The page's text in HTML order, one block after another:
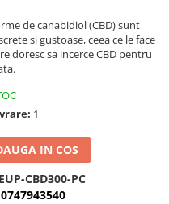
de canabidiol (CBD) sunt
si gustoase, ceea ce le face
doresc sa incerce CBD pentru
1
IN COS
CBD300-PC
0747943540